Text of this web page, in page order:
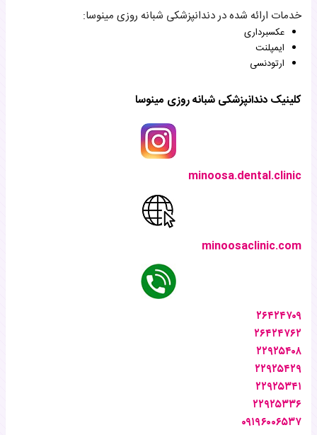
خدمات ارائه شده در دندانپزشکی شبانه روزی مینوسا:
عکسبرداری
ایمپلنت
ارتودنسی
کلینیک دندانپزشکی شبانه روزی مینوسا
minoosa.dental.clinic
minoosaclinic.com
۲۶۴۲۴۷۰۹
۲۶۴۲۴۷۶۲
۲۲۹۲۵۴۰۸
۲۲۹۲۵۴۲۹
۲۲۹۲۵۳۴۱
۲۲۹۲۵۳۳۶
۰۹۱۹۶۰۰۶۵۳۷